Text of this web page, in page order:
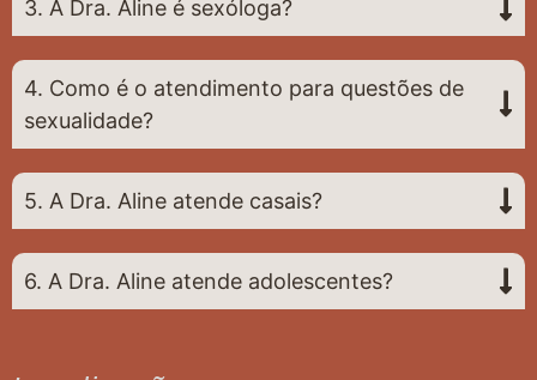
3. A Dra. Aline é sexóloga?
4. Como é o atendimento para questões de
sexualidade?
5. A Dra. Aline atende casais?
6. A Dra. Aline atende adolescentes?